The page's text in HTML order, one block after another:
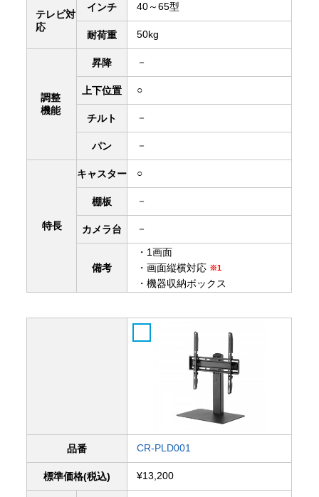
テレビ対
応
インチ 40～65型
耐荷重 50kg
調整
機能
昇降 －
上下位置 ○
チルト －
パン －
特長
キャスター ○
棚板 －
カメラ台 －
備考
・1画面
・画面縦横対応 ※1
・機器収納ボックス
品番 CR-PLD001
標準価格(税込) ¥13,200